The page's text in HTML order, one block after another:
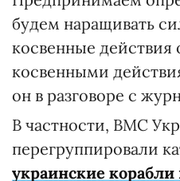
будем наращивать
косвенные действия
косвенными
он в разговоре с
В частности, ВМС
перегруппировали
украинские